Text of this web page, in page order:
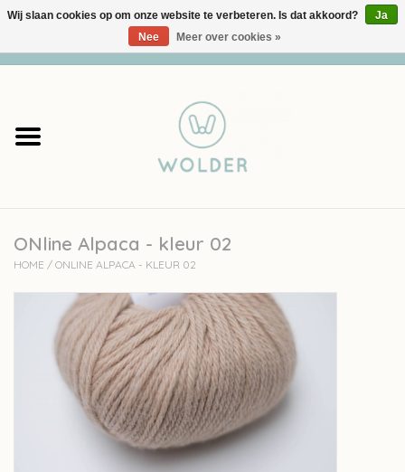
Garens
Accessoires
workshops
Cadeaubon
ONline Alpaca - kleur 02
HOME / ONLINE ALPACA - KLEUR 02
Wij slaan cookies op om onze website te verbeteren. Is dat akkoord?
Ja
Nee
Meer over cookies »